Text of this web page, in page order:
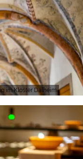
im Kloster Dalheim